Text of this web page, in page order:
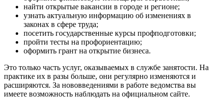
найти открытые вакансии в городе и регионе;
узнать актуальную информацию об изменениях в
законах в сфере труда;
посетить государственные курсы профподготовки;
пройти тесты на профориентацию;
оформить грант на открытие бизнеса.
Это только часть услуг, оказываемых в службе занятости. На
практике их в разы больше, они регулярно изменяются и
расширяются. За нововведениями в работе ведомства вы
имеете возможность наблюдать на официальном сайте.